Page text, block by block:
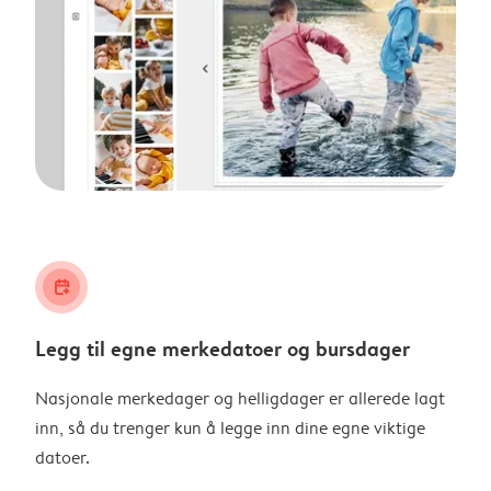
calendar_plus
Legg til egne merkedatoer og bursdager
Nasjonale merkedager og helligdager er allerede lagt
inn, så du trenger kun å legge inn dine egne viktige
datoer.